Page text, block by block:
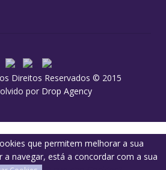
Direitos Reservados © 2015
por Drop Agency
que permitem melhorar a sua
a navegar, está a concordar com a sua